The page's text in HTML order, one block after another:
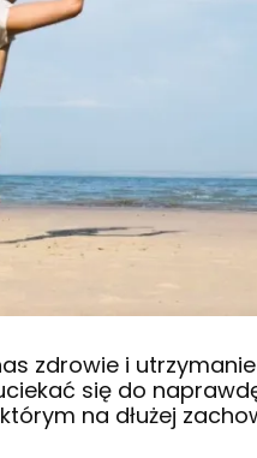
zdrowie i
się do
na dłużej